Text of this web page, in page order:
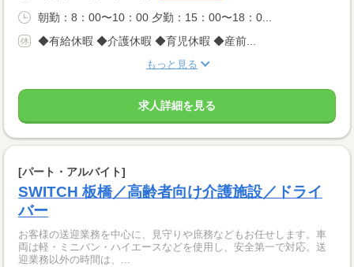
朝勤：8：00〜10：00 夕勤：15：00〜18：0...
◆有給休暇 ◆介護休暇 ◆育児休暇 ◆産前...
もっと見る
求人詳細を見る
[パート・アルバイト]
SWITCH 板橋／高齢者向け介護施設／ドライ
バー
お客様の送迎業務を中心に、見守りや庶務などもお任せします。車
両は軽・ミニバン・ハイエースなどを使用し、安全第一で対応。送
迎業務以外の時間は、...